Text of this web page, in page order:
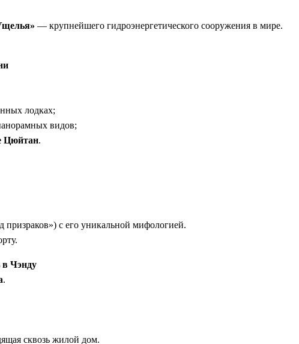
— крупнейшего гидроэнергетического сооружения в мире.
лодках;
видов;
Цюйтан.
призраков») с его уникальной мифологией.
в Чэнду
.
сквозь жилой дом.